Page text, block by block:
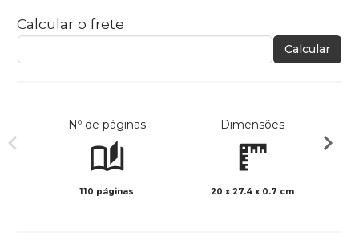
Calcular o frete
Calcular
Nº de páginas
110 páginas
Dimensões
20 x 27.4 x 0.7 cm